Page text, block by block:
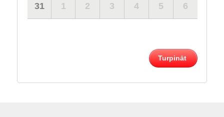
31 1 2 3 4 5 6
Turpināt